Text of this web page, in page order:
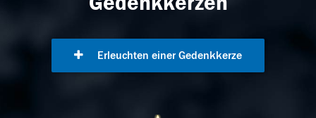
Erleuchten einer Gedenkkerze